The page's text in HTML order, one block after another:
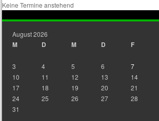
Keine Termine anstehend
August 2026
M D M D F
3
4 5 6 7
10
11 12 13 14
17
18 19 20 21
24
25 26 27 28
31